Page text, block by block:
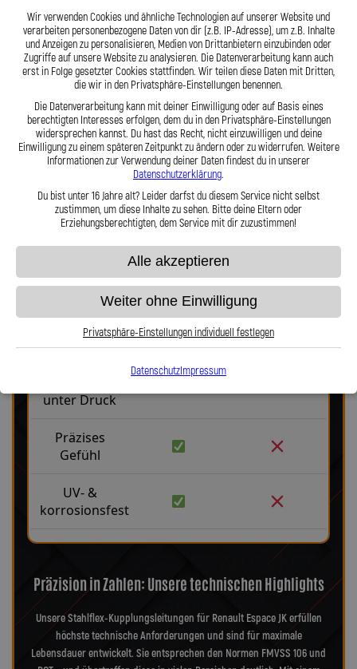
Stahlflex vs. Gummi
Stahlflex
Robust &
langlebig
unter Druck
Präzises
Gefühl
UV- &
korrosionsfest
Stahlflex-Kit – jede Leitung wird millimetergenau und individuell
gefertigt. Mit den Stahlflex-Kupplungsleitungen der Lothar Spiegler
Kfz-Leitungen GmbH entscheiden Sie sich für echte deutsche Qualität,
höchste Sicherheit und ein Produkt, das in Präzision und Haltbarkeit
überzeugt.Hier zu unserem Video „Stahlflex vs. Gummi“
Präzision in Zahlen: Unsere technischen Highlights
Unsere Stahlflex-Kupplungsleitungen für Renault Espace JK erfüllen
höchste technische Anforderungen und sind für maximale
Lebensdauer entwickelt. Sie entsprechen den Normen FMVSS 106 und
Wir verwenden Cookies und ähnliche Technologien auf unserer Website und
verarbeiten personenbezogene Daten von dir (z.B. IP-Adresse), um z.B. Inhalte
und Anzeigen zu personalisieren, Medien von Drittanbietern einzubinden oder
Zugriffe auf unsere Website zu analysieren. Die Datenverarbeitung kann auch
erst in Folge gesetzter Cookies stattfinden. Wir teilen diese Daten mit Dritten,
die wir in den Privatsphäre-Einstellungen benennen.
Die Datenverarbeitung kann mit deiner Einwilligung oder auf Basis eines
berechtigten Interesses erfolgen, dem du in den Privatsphäre-Einstellungen
widersprechen kannst. Du hast das Recht, nicht einzuwilligen und deine
Einwilligung zu einem späteren Zeitpunkt zu ändern oder zu widerrufen. Weitere
Informationen zur Verwendung deiner Daten findest du in unserer
Datenschutzerklärung.
Du bist unter 16 Jahre alt? Leider darfst du diesem Service nicht selbst
zustimmen, um diese Inhalte zu sehen. Bitte deine Eltern oder
Erziehungsberechtigten, dem Service mit dir zuzustimmen!
Alle akzeptieren
Weiter ohne Einwilligung
Privatsphäre-Einstellungen individuell festlegen
DatenschutzImpressum